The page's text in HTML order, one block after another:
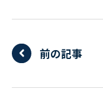
大阪市西区
前の記事